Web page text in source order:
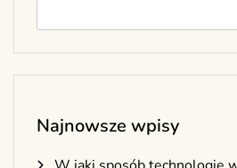
Najnowsze wpisy